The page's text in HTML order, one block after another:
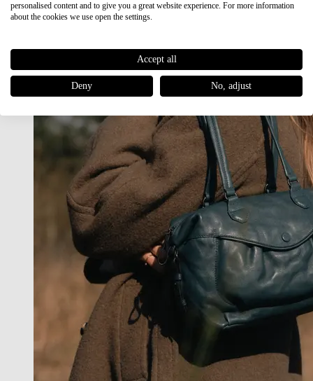
personalised content and to give you a great website experience. For more information
about the cookies we use open the settings.
Accept all
Deny No, adjust